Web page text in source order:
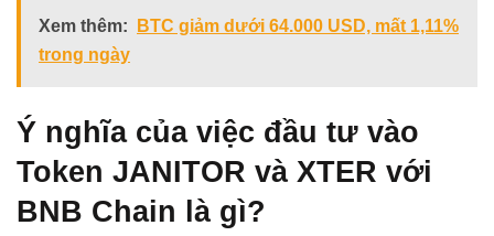
Xem thêm:
BTC giảm dưới 64.000 USD, mất 1,11%
trong ngày
Ý nghĩa của việc đầu tư vào
Token JANITOR và XTER với
BNB Chain là gì?